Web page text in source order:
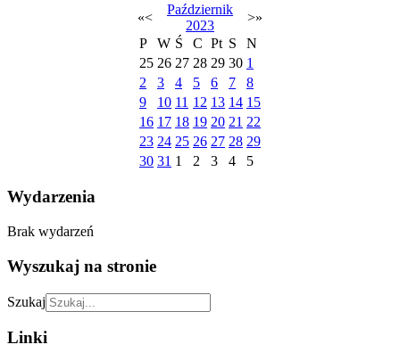
«<
Październik
2023
>»
P
W Ś C Pt S
N
25 26 27 28 29 30 1
2
3 4 5 6 7
8
9
10 11 12 13 14 15
16 17 18 19 20 21 22
23 24 25 26 27 28 29
30 31 1 2 3 4 5
Wydarzenia
Brak wydarzeń
Wyszukaj na stronie
Szukaj
Linki